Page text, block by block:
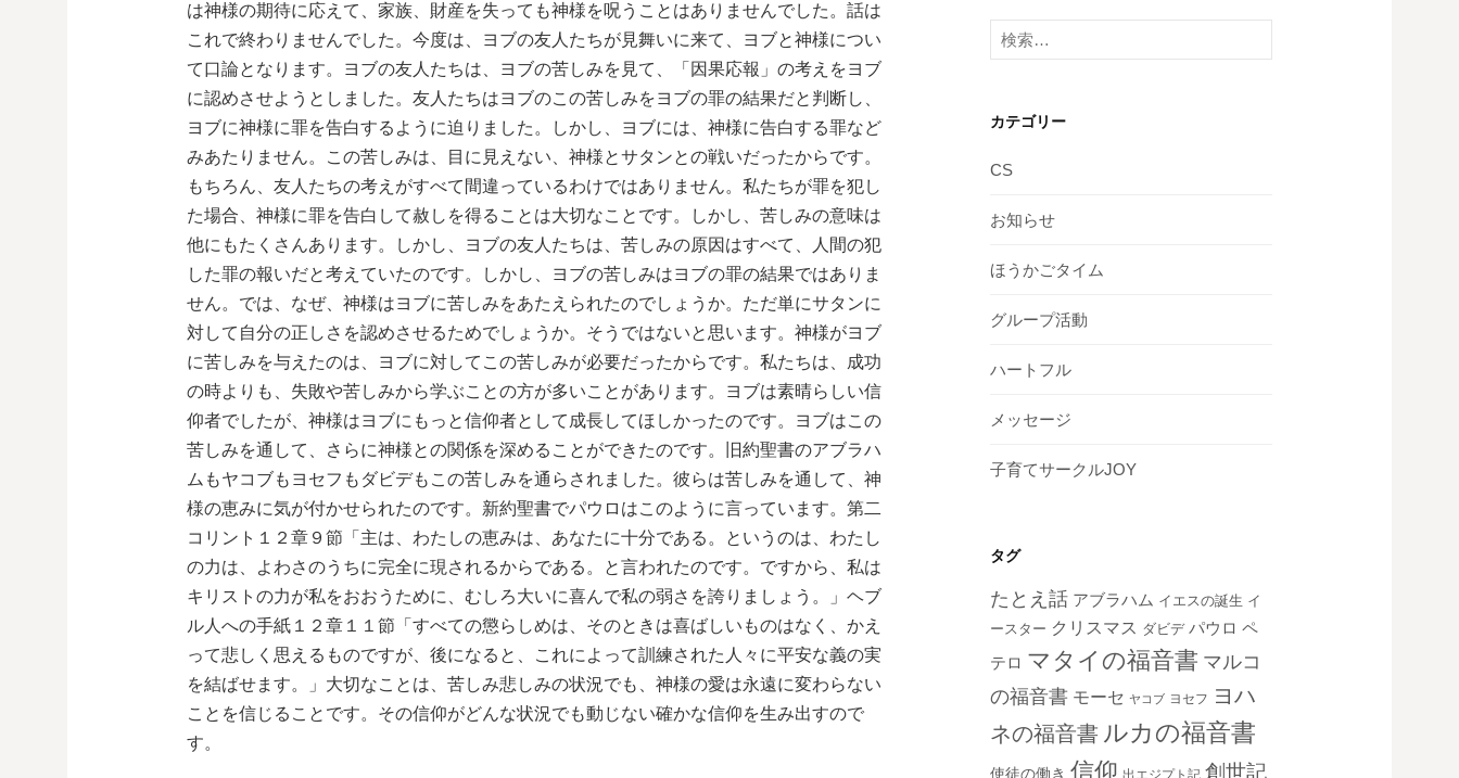
は神様の期待に応えて、家族、財産を失っても神様を呪うことはありませんでした。話は
これで終わりませんでした。今度は、ヨブの友人たちが見舞いに来て、ヨブと神様につい
て口論となります。ヨブの友人たちは、ヨブの苦しみを見て、「因果応報」の考えをヨブ
に認めさせようとしました。友人たちはヨブのこの苦しみをヨブの罪の結果だと判断し、
ヨブに神様に罪を告白するように迫りました。しかし、ヨブには、神様に告白する罪など
みあたりません。この苦しみは、目に見えない、神様とサタンとの戦いだったからです。
もちろん、友人たちの考えがすべて間違っているわけではありません。私たちが罪を犯し
た場合、神様に罪を告白して赦しを得ることは大切なことです。しかし、苦しみの意味は
他にもたくさんあります。しかし、ヨブの友人たちは、苦しみの原因はすべて、人間の犯
した罪の報いだと考えていたのです。しかし、ヨブの苦しみはヨブの罪の結果ではありま
せん。では、なぜ、神様はヨブに苦しみをあたえられたのでしょうか。ただ単にサタンに
対して自分の正しさを認めさせるためでしょうか。そうではないと思います。神様がヨブ
に苦しみを与えたのは、ヨブに対してこの苦しみが必要だったからです。私たちは、成功
の時よりも、失敗や苦しみから学ぶことの方が多いことがあります。ヨブは素晴らしい信
仰者でしたが、神様はヨブにもっと信仰者として成長してほしかったのです。ヨブはこの
苦しみを通して、さらに神様との関係を深めることができたのです。旧約聖書のアブラハ
ムもヤコブもヨセフもダビデもこの苦しみを通らされました。彼らは苦しみを通して、神
様の恵みに気が付かせられたのです。新約聖書でパウロはこのように言っています。第二
コリント１２章９節「主は、わたしの恵みは、あなたに十分である。というのは、わたし
の力は、よわさのうちに完全に現されるからである。と言われたのです。ですから、私は
キリストの力が私をおおうために、むしろ大いに喜んで私の弱さを誇りましょう。」ヘブ
ル人への手紙１２章１１節「すべての懲らしめは、そのときは喜ばしいものはなく、かえ
って悲しく思えるものですが、後になると、これによって訓練された人々に平安な義の実
を結ばせます。」大切なことは、苦しみ悲しみの状況でも、神様の愛は永遠に変わらない
ことを信じることです。その信仰がどんな状況でも動じない確かな信仰を生み出すので
す。
イ
ブ
検
索:
カテゴリー
CS
お知らせ
ほうかごタイム
グループ活動
ハートフル
メッセージ
子育てサークルJOY
タグ
たとえ話 アブラハム イエスの誕生 イ
ースター クリスマス ダビデ パウロ ペ
テロ マタイの福音書 マルコ
の福音書 モーセ ヤコブ ヨセフ ヨハ
ネの福音書 ルカの福音書
使徒の働き 信仰 出エジプト記 創世記